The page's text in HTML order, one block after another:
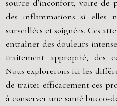
source d’inconfort, voire de
des inflammations si elles
surveillées et soignées. Ces
entraîner des douleurs
traitement approprié, des
Nous explorerons ici les
de traiter efficacement ces
à conserver une santé bucco-